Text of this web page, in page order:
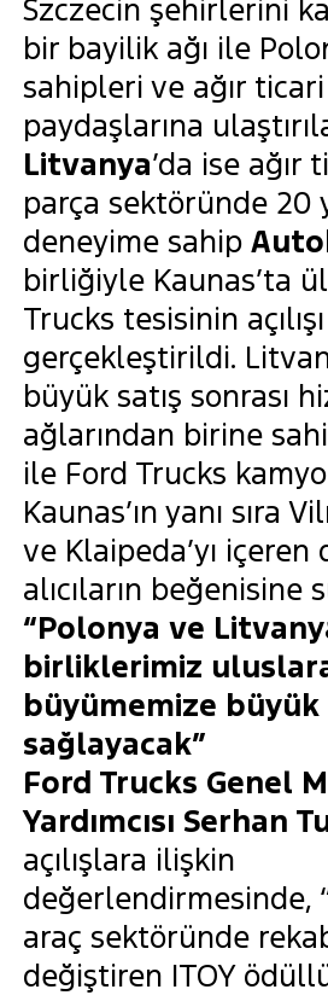
Szczecin şehirlerini
bir bayilik ağı ile
sahipleri ve ağır
paydaşlarına
Litvanya’da ise ağır
parça sektöründe 20
deneyime sahip
birliğiyle Kaunas’ta
Trucks tesisinin açılışı
gerçekleştirildi.
büyük satış sonrası
ağlarından birine
ile Ford Trucks
Kaunas’ın yanı sıra
ve Klaipeda’yı
alıcıların beğenisine
“Polonya ve
birliklerimiz
büyümemize büyük
sağlayacak”
Ford Trucks Genel
Yardımcısı Serhan
açılışlara ilişkin
değerlendirmesinde,
araç sektöründe
değiştiren ITOY